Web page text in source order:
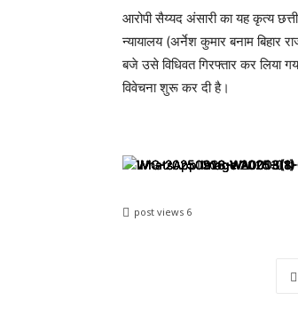
आरोपी सैय्यद अंसारी का यह कृत्य
न्यायालय (अर्नेश कुमार बनाम
बजे उसे विधिवत गिरफ्तार कर लिया
विवेचना शुरू कर दी है।
post views 6